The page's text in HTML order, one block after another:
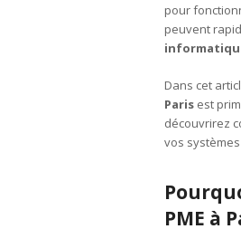
pour
peuvent
Dans cet
Paris est
découvrirez
vos
PME à